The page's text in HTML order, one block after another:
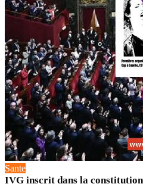
Sante
IVG inscrit dans la